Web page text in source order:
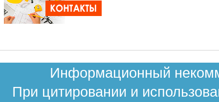
Информационный
При цитировании и